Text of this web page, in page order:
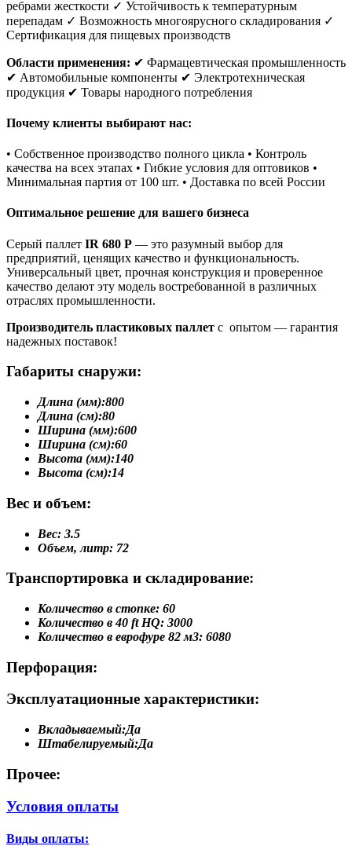
ребрами жесткости ✓ Устойчивость к температурным
перепадам ✓ Возможность многоярусного складирования ✓
Сертификация для пищевых производств
Области применения: ✔ Фармацевтическая промышленность
✔ Автомобильные компоненты ✔ Электротехническая
продукция ✔ Товары народного потребления
Почему клиенты выбирают нас:
• Собственное производство полного цикла • Контроль
качества на всех этапах • Гибкие условия для оптовиков •
Минимальная партия от 100 шт. • Доставка по всей России
Оптимальное решение для вашего бизнеса
Серый паллет IR 680 P — это разумный выбор для
предприятий, ценящих качество и функциональность.
Универсальный цвет, прочная конструкция и проверенное
качество делают эту модель востребованной в различных
отраслях промышленности.
Производитель пластиковых паллет с опытом — гарантия
надежных поставок!
Габариты снаружи:
Длина (мм):800
Длина (см):80
Ширина (мм):600
Ширина (см):60
Высота (мм):140
Высота (см):14
Вес и объем:
Вес: 3.5
Объем, литр: 72
Транспортировка и складирование:
Количество в стопке: 60
Количество в 40 ft HQ: 3000
Количество в еврофуре 82 м3: 6080
Перфорация:
Эксплуатационные характеристики:
Вкладываемый:Да
Штабелируемый:Да
Прочее:
Условия оплаты
Виды оплаты: